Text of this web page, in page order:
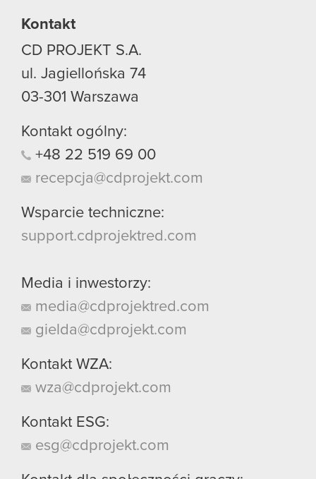
Kontakt
CD PROJEKT S.A.
ul. Jagiellońska 74
03-301 Warszawa
Kontakt ogólny:
+48 22 519 69 00
recepcja@cdprojekt.com
Wsparcie techniczne:
support.cdprojektred.com
Media i inwestorzy:
media@cdprojektred.com
gielda@cdprojekt.com
Kontakt WZA:
wza@cdprojekt.com
Kontakt ESG:
esg@cdprojekt.com